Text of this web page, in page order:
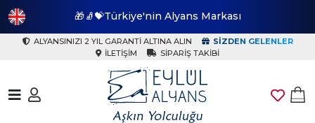
🎁🧦💝Türkiye'nin Alyans Markası
ALYANSINIZI 2 YIL GARANTI ALTINA ALIN
SIZDEN GELENLER
İLETIŞIM
SIPARIŞ TAKIBI